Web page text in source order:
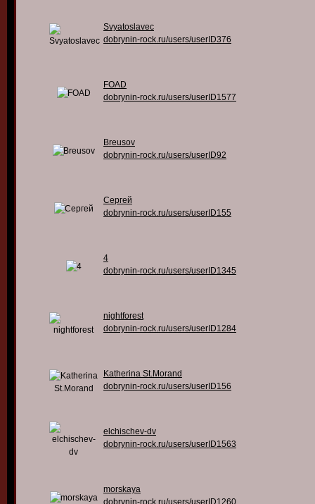
Svyatoslavec
dobrynin-rock.ru/users/userID376
FOAD
dobrynin-rock.ru/users/userID1577
Breusov
dobrynin-rock.ru/users/userID92
Сергей
dobrynin-rock.ru/users/userID155
4
dobrynin-rock.ru/users/userID1345
nightforest
dobrynin-rock.ru/users/userID1284
Katherina St.Morand
dobrynin-rock.ru/users/userID156
elchischev-dv
dobrynin-rock.ru/users/userID1563
morskaya
dobrynin-rock.ru/users/userID1260